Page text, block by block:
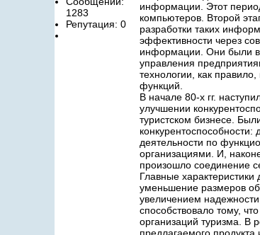
1283
Репутация: 0
информации. Этот
компьютеров. Второй
разработки таких
эффективности через
информации. Они были
управления
технологии, как
функций.
В начале 80-х гг.
улучшении
туристском бизнесе.
деятельности по
организациями. И,
произошло соединение
Главные
уменьшение размеров
увеличением
способствовало тому,
организаций туризма. В